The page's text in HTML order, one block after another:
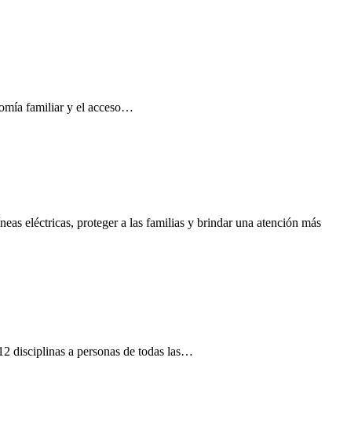
familiar y el acceso…
eléctricas, proteger a las familias y brindar una atención más
disciplinas a personas de todas las…